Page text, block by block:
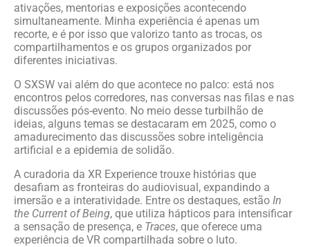
ativações, mentorias e exposições acontecendo
simultaneamente. Minha experiência é apenas um
recorte, e é por isso que valorizo tanto as trocas, os
compartilhamentos e os grupos organizados por
diferentes iniciativas.
O SXSW vai além do que acontece no palco: está nos
encontros pelos corredores, nas conversas nas filas e nas
discussões pós-evento. No meio desse turbilhão de
ideias, alguns temas se destacaram em 2025, como o
amadurecimento das discussões sobre inteligência
artificial e a epidemia de solidão.
A curadoria da XR Experience trouxe histórias que
desafiam as fronteiras do audiovisual, expandindo a
imersão e a interatividade. Entre os destaques, estão In
the Current of Being, que utiliza hápticos para intensificar
a sensação de presença, e Traces, que oferece uma
experiência de VR compartilhada sobre o luto.